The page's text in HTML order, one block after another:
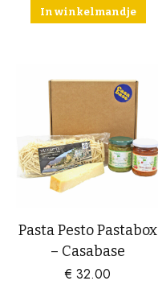
In winkelmandje
Pasta Pesto Pastabox
– Casabase
€ 32.00